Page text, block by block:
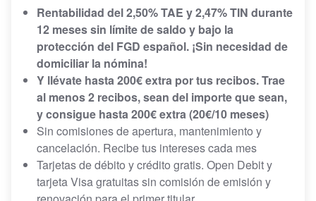
Rentabilidad del 2,50% TAE y 2,47% TIN durante
12 meses sin límite de saldo y bajo la
protección del FGD español. ¡Sin necesidad de
domiciliar la nómina!
Y llévate hasta 200€ extra por tus recibos. Trae
al menos 2 recibos, sean del importe que sean,
y consigue hasta 200€ extra (20€/10 meses)
Sin comisiones de apertura, mantenimiento y
cancelación. Recibe tus intereses cada mes
Tarjetas de débito y crédito gratis. Open Debit y
tarjeta Visa gratuitas sin comisión de emisión y